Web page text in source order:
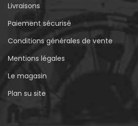
Livraisons
Paiement sécurisé
Conditions générales de vente
Mentions légales
Le magasin
Plan su site